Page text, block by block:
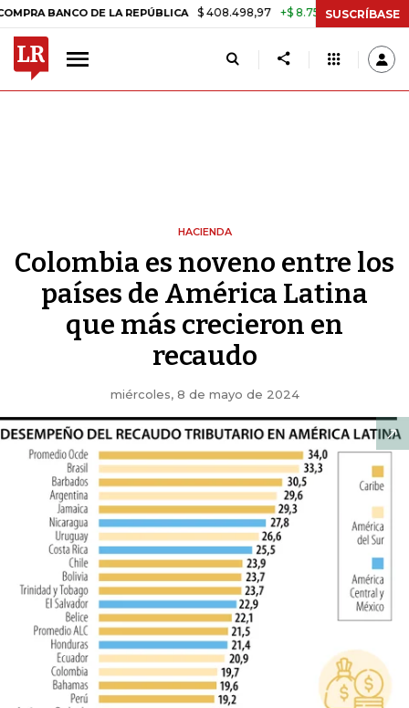
DE LA REPÚBLICA $ 408.498,97 +$ 8.753,81 +2,19% TASA DE
SUSCRÍBASE
HACIENDA
Colombia es noveno entre los
países de América Latina
que más crecieron en
recaudo
miércoles, 8 de mayo de 2024